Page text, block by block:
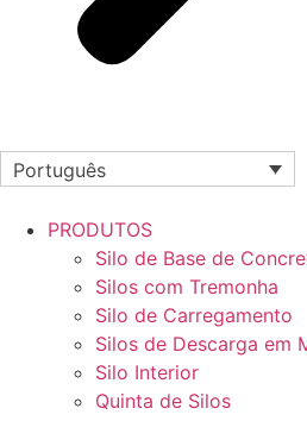
Português
PRODUTOS
Silo de Base de
Silos com Tremonha
Silo de Carregamento
Silos de Descarga em
Silo Interior
Quinta de Silos